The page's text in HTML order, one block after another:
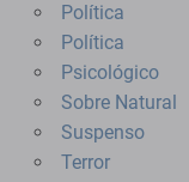
Política
Política
Psicológico
Sobre Natural
Suspenso
Terror